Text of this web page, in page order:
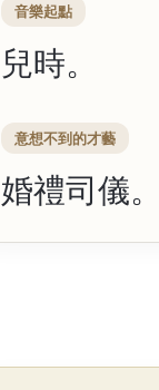
音樂起點
兒時。
意想不到的才藝
婚禮司儀。